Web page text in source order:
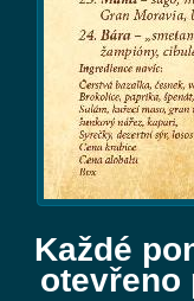
Každé
otevřeno